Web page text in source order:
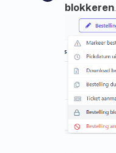
blokkeren.